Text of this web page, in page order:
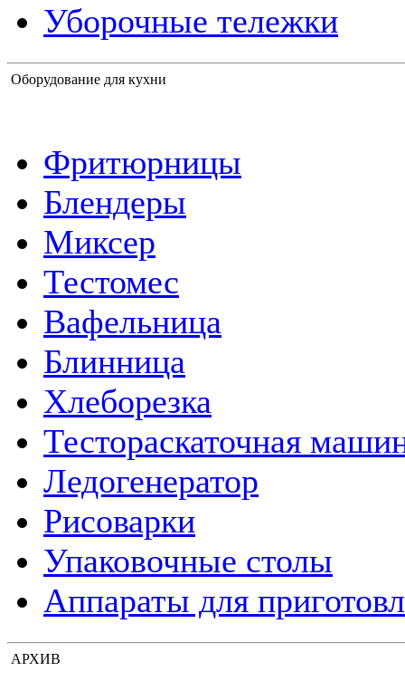
Уборочные тележки
Оборудование для кухни
Фритюрницы
Блендеры
Миксер
Тестомес
Вафельница
Блинница
Хлеборезка
Тестораскаточная
Ледогенератор
Рисоварки
Упаковочные столы
Аппараты для
АРХИВ